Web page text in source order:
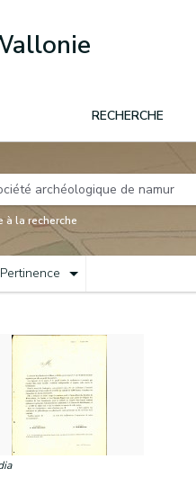
RECHERCHE
à la recherche
Pertinence